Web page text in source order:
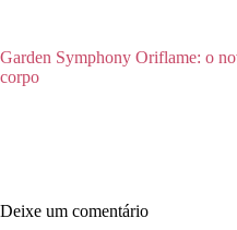
Garden Symphony Oriflame: o
corpo
Deixe um comentário